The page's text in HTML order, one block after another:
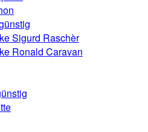
Sigurd Raschèr
Ronald Caravan